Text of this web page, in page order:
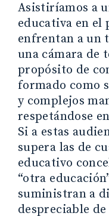
Asistiríamos a
educativa en el
enfrentan a un
una cámara de
propósito de
formado como
y complejos
respetándose
Si a estas
supera las de
educativo
“otra
suministran a
despreciable